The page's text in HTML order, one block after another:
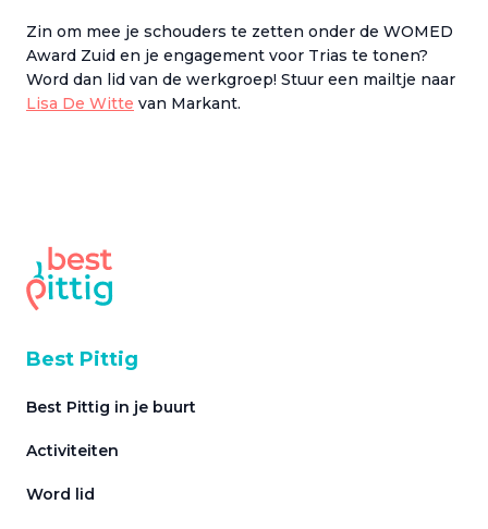
Zin om mee je schouders te zetten onder de WOMED
Award Zuid en je engagement voor Trias te tonen?
Word dan lid van de werkgroep! Stuur een mailtje naar
Lisa De Witte van Markant.
Best Pittig
Best Pittig in je buurt
Activiteiten
Word lid